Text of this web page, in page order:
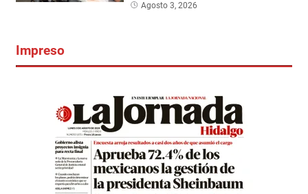
Agosto 3, 2026
Impreso